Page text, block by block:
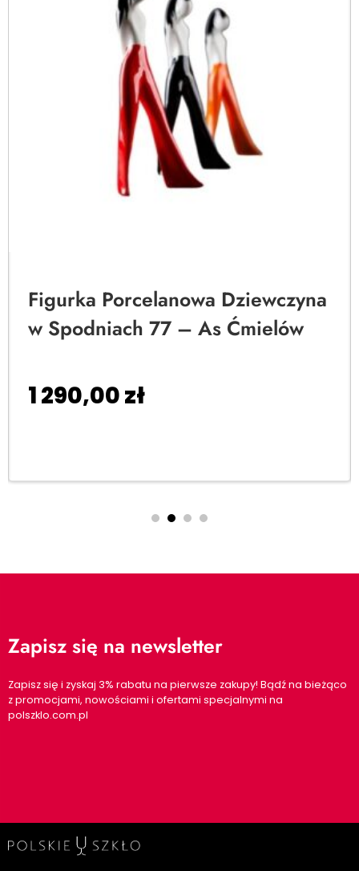
Figurka Porcelanowa Dziewczyna
w Spodniach 77 – As Ćmielów
1 290,00zł
Zapisz się na newsletter
Zapisz się i zyskaj 3% rabatu na pierwsze zakupy! Bądź na bieżąco
z promocjami, nowościami i ofertami specjalnymi na
polszklo.com.pl